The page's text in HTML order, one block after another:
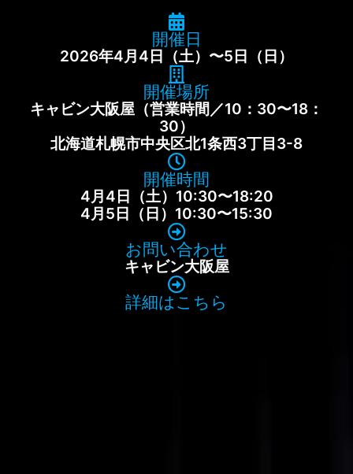
開催日
2026年4月4日（土）〜5日（日）
開催場所
キャビン大阪屋（営業時間／10：30〜18：
30）
北海道札幌市中央区北1条西3丁目3-8
開催時間
4月4日（土）10:30〜18:20
4月5日（日）10:30〜15:30
お問い合わせ
キャビン大阪屋
詳細はこちら